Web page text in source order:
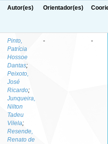
Autor(es) Orientador(es)
Pinto,
Patrícia
Hossoe
Dantas;
Peixoto,
José
Ricardo;
Junqueira,
Nilton
Tadeu
Vilela;
Resende,
Renato de
- -